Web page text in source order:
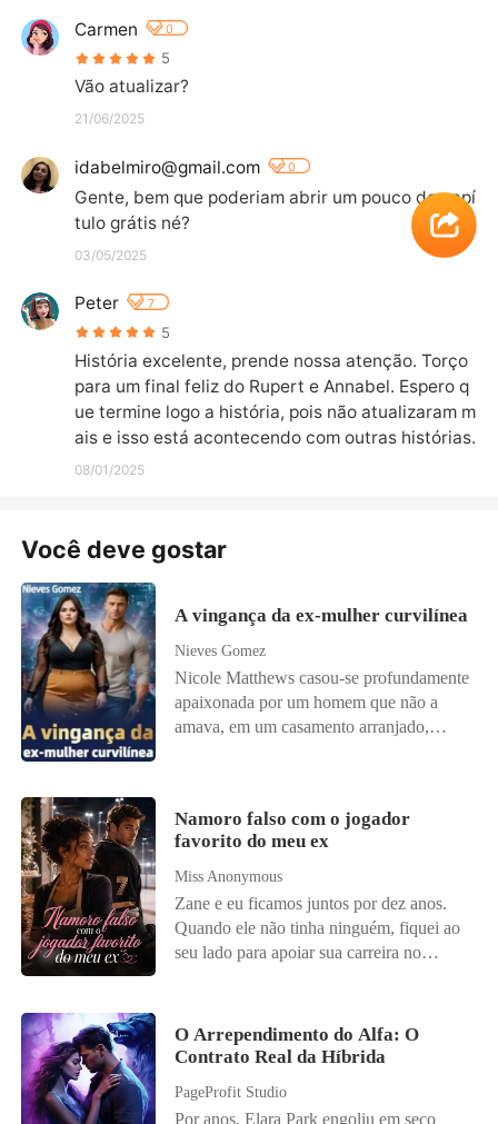
Carmen 0
5
Vão atualizar?
21/06/2025
idabelmiro@gmail.com 0
Gente, bem que poderiam abrir um pouco de capí
tulo grátis né?
03/05/2025
Peter 7
5
História excelente, prende nossa atenção. Torço
para um final feliz do Rupert e Annabel. Espero q
ue termine logo a história, pois não atualizaram m
ais e isso está acontecendo com outras histórias.
08/01/2025
Você deve gostar
A vingança da ex-mulher curvilínea
Nieves Gomez
Nicole Matthews casou-se profundamente
apaixonada por um homem que não a
amava, em um casamento arranjado,
a desprezava, chamando-a de gorda e
manipuladora. Após dois anos de um
casamento árido e distante, Walter
Gibson, o marido de Nicole, pediu o
divórcio da maneira mais degradante.
Sentindo-se humilhada, Nicole aceita o
Walter que a mulher que ele desprezava e
chamava de gorda podia ser desejada por
outro. * Patrick Collins sofreu uma
decepção amorosa após outra, todas as
Namoro falso com o jogador
favorito do meu ex
Miss Anonymous
Zane e eu ficamos juntos por dez anos.
Quando ele não tinha ninguém, fiquei ao
seu lado para apoiar sua carreira no
Porém, depois de seis anos de namoro e
quatro anos como sua noiva, ele não só
depois, me enviou um convite... para seu
O Arrependimento do Alfa: O
Contrato Real da Híbrida
PageProfit Studio
Por anos, Elara Park engoliu em seco